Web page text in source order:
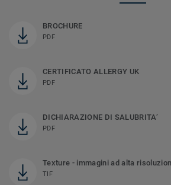
BROCHURE
PDF
CERTIFICATO ALLERGY UK
PDF
DICHIARAZIONE DI SALUBRITA’
PDF
Texture - immagini ad alta
TIF